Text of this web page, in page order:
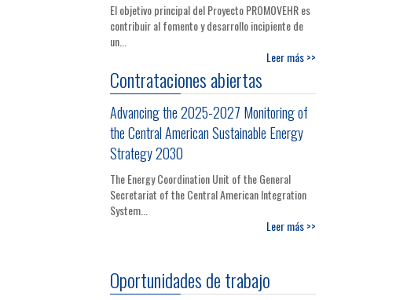
El objetivo principal del Proyecto PROMOVEHR es
contribuir al fomento y desarrollo incipiente de
un...
Leer más >>
Contrataciones abiertas
Advancing the 2025-2027 Monitoring of
the Central American Sustainable Energy
Strategy 2030
The Energy Coordination Unit of the General
Secretariat of the Central American Integration
System...
Leer más >>
Oportunidades de trabajo